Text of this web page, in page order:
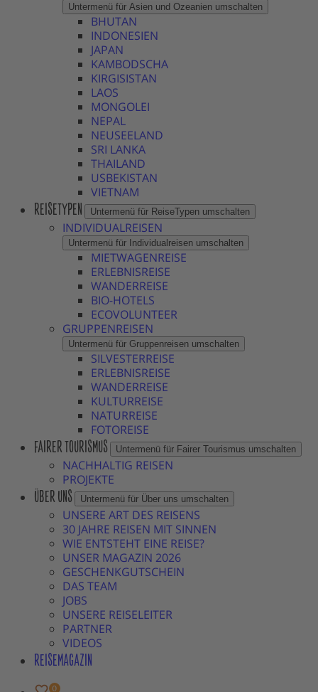
Untermenü für Asien und Ozeanien umschalten
BHUTAN
INDONESIEN
JAPAN
KAMBODSCHA
KIRGISISTAN
LAOS
MONGOLEI
NEPAL
NEUSEELAND
SRI LANKA
THAILAND
USBEKISTAN
VIETNAM
REISETYPEN Untermenü für ReiseTypen umschalten
INDIVIDUALREISEN
Untermenü für Individualreisen umschalten
MIETWAGENREISE
ERLEBNISREISE
WANDERREISE
BIO-HOTELS
ECOVOLUNTEER
GRUPPENREISEN
Untermenü für Gruppenreisen umschalten
SILVESTERREISE
ERLEBNISREISE
WANDERREISE
KULTURREISE
NATURREISE
FOTOREISE
FAIRER TOURISMUS Untermenü für Fairer Tourismus umschalten
NACHHALTIG REISEN
PROJEKTE
ÜBER UNS Untermenü für Über uns umschalten
UNSERE ART DES REISENS
30 JAHRE REISEN MIT SINNEN
WIE ENTSTEHT EINE REISE?
UNSER MAGAZIN 2026
GESCHENKGUTSCHEIN
DAS TEAM
JOBS
UNSERE REISELEITER
PARTNER
VIDEOS
REISEMAGAZIN